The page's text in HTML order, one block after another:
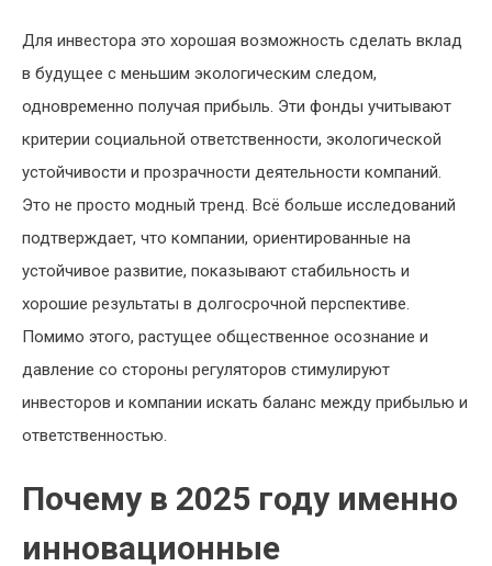
Для инвестора это хорошая возможность сделать вклад
в будущее с меньшим экологическим следом,
одновременно получая прибыль. Эти фонды учитывают
критерии социальной ответственности, экологической
устойчивости и прозрачности деятельности компаний.
Это не просто модный тренд. Всё больше исследований
подтверждает, что компании, ориентированные на
устойчивое развитие, показывают стабильность и
хорошие результаты в долгосрочной перспективе.
Помимо этого, растущее общественное осознание и
давление со стороны регуляторов стимулируют
инвесторов и компании искать баланс между прибылью и
ответственностью.
Почему в 2025 году именно
инновационные